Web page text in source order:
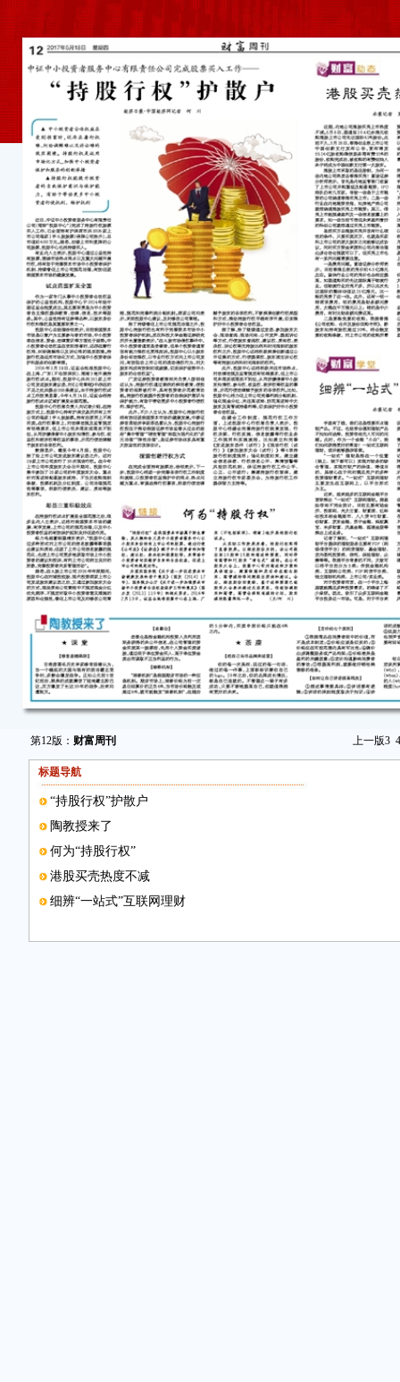
第12版： 财富周刊 上一版3 4
标题导航
“持股行权”护散户
陶教授来了
何为“持股行权”
港股买壳热度不减
细辨“一站式”互联网理财